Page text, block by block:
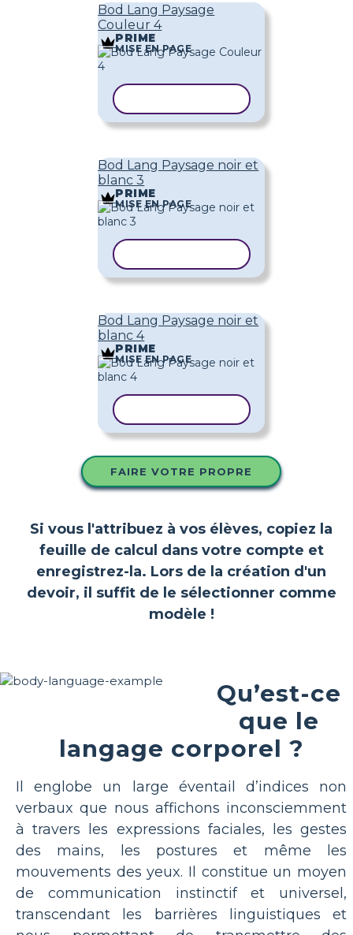
Bod Lang Paysage
Couleur 4
PRIME
MISE EN PAGE
Bod Lang Paysage noir et
blanc 3
PRIME
MISE EN PAGE
Bod Lang Paysage noir et
blanc 4
PRIME
MISE EN PAGE
FAIRE VOTRE PROPRE
Si vous l'attribuez à vos élèves, copiez la
feuille de calcul dans votre compte et
enregistrez-la. Lors de la création d'un
devoir, il suffit de le sélectionner comme
modèle !
Qu’est-ce
que le
langage corporel ?
Il englobe un large éventail d’indices non
verbaux que nous affichons inconsciemment
à travers les expressions faciales, les gestes
des mains, les postures et même les
mouvements des yeux. Il constitue un moyen
de communication instinctif et universel,
transcendant les barrières linguistiques et